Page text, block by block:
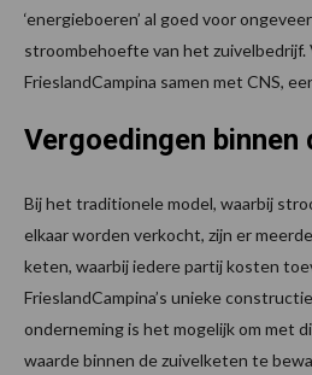
‘energieboeren’ al goed voor
stroombehoefte van het zuivelbedrijf.
FrieslandCampina samen met CNS,
Vergoedingen binnen
Bij het traditionele model, waarbij
elkaar worden verkocht, zijn er
keten, waarbij iedere partij kosten
FrieslandCampina’s unieke
onderneming is het mogelijk om met
waarde binnen de zuivelketen te